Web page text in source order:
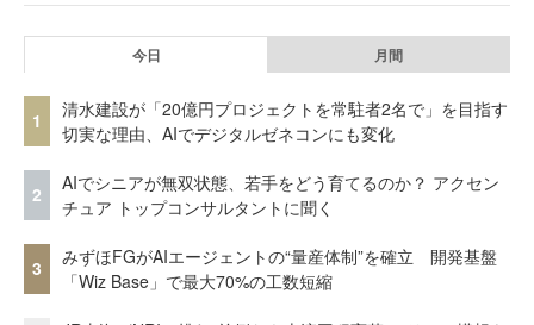
今日 月間
1
清水建設が「20億円プロジェクトを常駐者2名で」を目指す
切実な理由、AIでデジタルゼネコンにも変化
2
AIでシニアが無双状態、若手をどう育てるのか？ アクセン
チュア トップコンサルタントに聞く
3
みずほFGがAIエージェントの“量産体制”を確立 開発基盤
「Wiz Base」で最大70%の工数短縮